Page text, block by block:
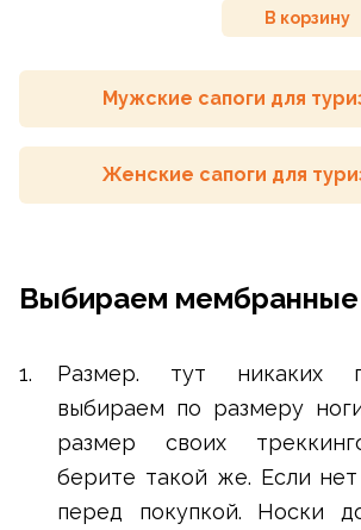
В корзину
Мужские сапоги для
Женские сапоги для
Выбираем мембранные
Размер. тут никаких
выбираем по размеру
размер своих
берите такой же. Если
перед покупкой. Носки